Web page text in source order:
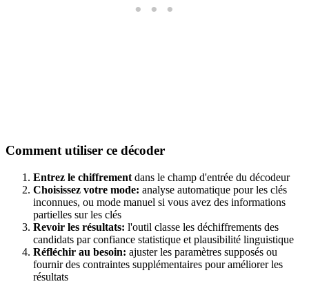
Comment utiliser ce décoder
Entrez le chiffrement dans le champ d'entrée du décodeur
Choisissez votre mode: analyse automatique pour les clés
inconnues, ou mode manuel si vous avez des informations
partielles sur les clés
Revoir les résultats: l'outil classe les déchiffrements des
candidats par confiance statistique et plausibilité linguistique
Réfléchir au besoin: ajuster les paramètres supposés ou
fournir des contraintes supplémentaires pour améliorer les
résultats